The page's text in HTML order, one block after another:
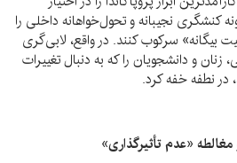
کنشگری نجیبانه و تحول‌خواهانه داخلی را
بیگانه» سرکوب کنند. در واقع، لابی‌گری
و دانشجویان را که به دنبال تغییرات
در نطفه خفه کرد.
«عدم تأثیرگذاری»